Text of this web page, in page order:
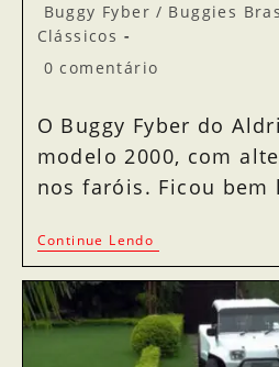
Buggy Fyber / Buggies
Clássicos
0 comentário
O Buggy Fyber do
modelo 2000, com
nos faróis. Ficou bem
Continue Lendo